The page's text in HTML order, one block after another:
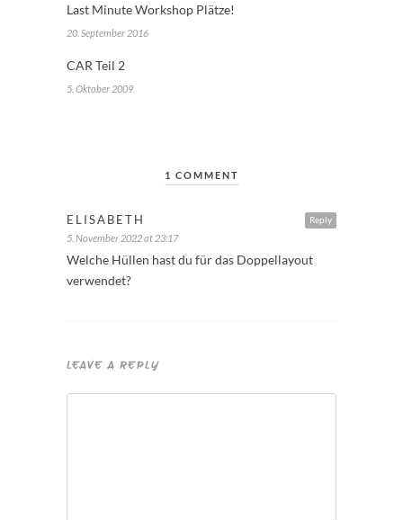
Last Minute Workshop Plätze!
20. September 2016
CAR Teil 2
5. Oktober 2009
1 COMMENT
Reply
ELISABETH
5. November 2022 at 23:17
Welche Hüllen hast du für das Doppellayout
verwendet?
LEAVE A REPLY